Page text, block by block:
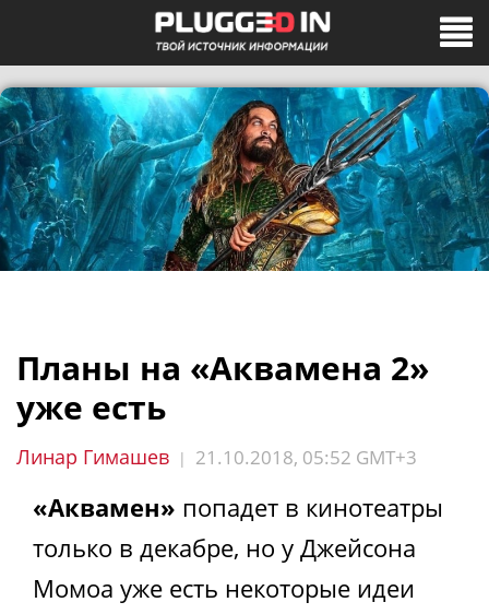
Планы на «Аквамена 2»
уже есть
Линар Гимашев | 21.10.2018, 05:52 GMT+3
«Аквамен» попадет в кинотеатры
только в декабре, но у Джейсона
Момоа уже есть некоторые идеи